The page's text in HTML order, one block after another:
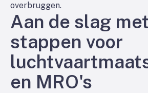
overbruggen.
Aan de slag
stappen voor
en MRO's